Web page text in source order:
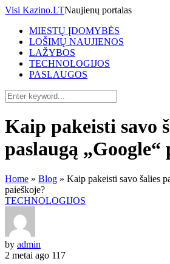
Visi Kazino.LTNaujienų portalas
MIESTŲ ĮDOMYBĖS
LOŠIMŲ NAUJIENOS
LAŽYBOS
TECHNOLOGIJOS
PASLAUGOS
Kaip pakeisti savo
paslaugą „Google“
Home » Blog » Kaip pakeisti savo šalies
paieškoje?
TECHNOLOGIJOS
by admin
2 metai ago 117